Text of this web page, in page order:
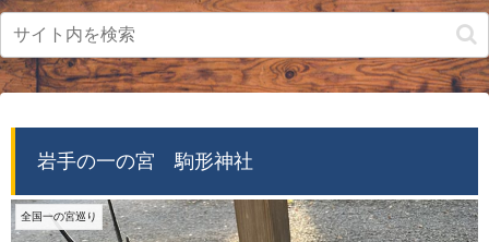
岩手の一の宮 駒形神社
全国一の宮巡り